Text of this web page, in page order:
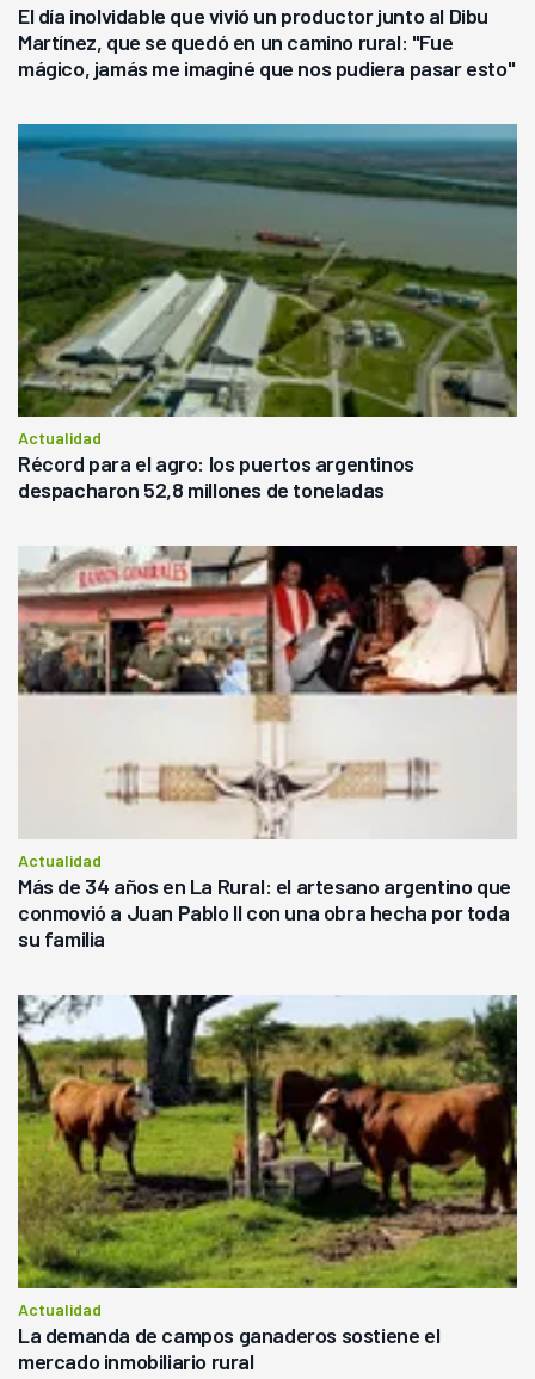
El día inolvidable que vivió un productor junto al Dibu
Martínez, que se quedó en un camino rural: "Fue
mágico, jamás me imaginé que nos pudiera pasar esto"
Actualidad
Récord para el agro: los puertos argentinos
despacharon 52,8 millones de toneladas
Actualidad
Más de 34 años en La Rural: el artesano argentino que
conmovió a Juan Pablo II con una obra hecha por toda
su familia
Actualidad
La demanda de campos ganaderos sostiene el
mercado inmobiliario rural